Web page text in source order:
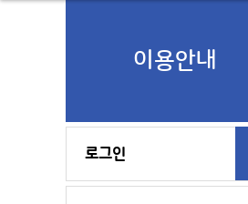
이용안내
로그인